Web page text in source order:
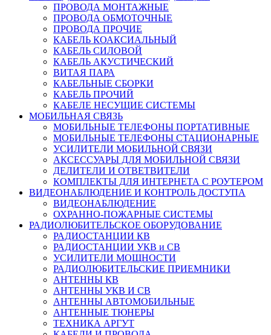
ПРОВОДА МОНТАЖНЫЕ
ПРОВОДА ОБМОТОЧНЫЕ
ПРОВОДА ПРОЧИЕ
КАБЕЛЬ КОАКСИАЛЬНЫЙ
КАБЕЛЬ СИЛОВОЙ
КАБЕЛЬ АКУСТИЧЕСКИЙ
ВИТАЯ ПАРА
КАБЕЛЬНЫЕ СБОРКИ
КАБЕЛЬ ПРОЧИЙ
КАБЕЛЕ НЕСУЩИЕ СИСТЕМЫ
МОБИЛЬНАЯ СВЯЗЬ
МОБИЛЬНЫЕ ТЕЛЕФОНЫ ПОРТАТИВНЫЕ
МОБИЛЬНЫЕ ТЕЛЕФОНЫ СТАЦИОНАРНЫЕ
УСИЛИТЕЛИ МОБИЛЬНОЙ СВЯЗИ
АКСЕССУАРЫ ДЛЯ МОБИЛЬНОЙ СВЯЗИ
ДЕЛИТЕЛИ И ОТВЕТВИТЕЛИ
КОМПЛЕКТЫ ДЛЯ ИНТЕРНЕТА С РОУТЕРОМ
ВИДЕОНАБЛЮДЕНИЕ И КОНТРОЛЬ ДОСТУПА
ВИДЕОНАБЛЮДЕНИЕ
ОХРАННО-ПОЖАРНЫЕ СИСТЕМЫ
РАДИОЛЮБИТЕЛЬСКОЕ ОБОРУДОВАНИЕ
РАДИОСТАНЦИИ КВ
РАДИОСТАНЦИИ УКВ и СВ
УСИЛИТЕЛИ МОЩНОСТИ
РАДИОЛЮБИТЕЛЬСКИЕ ПРИЕМНИКИ
АНТЕННЫ КВ
АНТЕННЫ УКВ И СВ
АНТЕННЫ АВТОМОБИЛЬНЫЕ
АНТЕННЫЕ ТЮНЕРЫ
ТЕХНИКА АРГУТ